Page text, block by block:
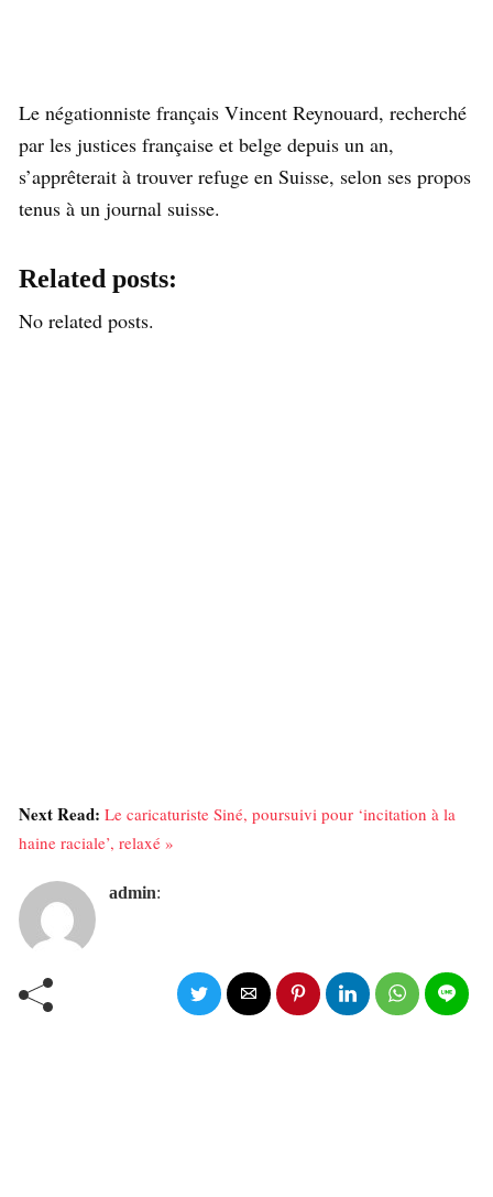
Le négationniste français Vincent Reynouard, recherché
par les justices française et belge depuis un an,
s’apprêterait à trouver refuge en Suisse, selon ses propos
tenus à un journal suisse.
Related posts:
No related posts.
Next Read: Le caricaturiste Siné, poursuivi pour ‘incitation à la
haine raciale’, relaxé »
admin: